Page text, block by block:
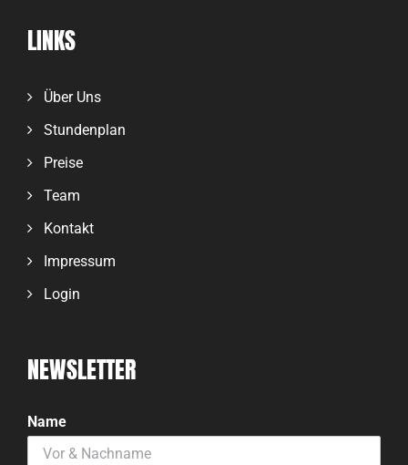
LINKS
Über Uns
Stundenplan
Preise
Team
Kontakt
Impressum
Login
NEWSLETTER
Name